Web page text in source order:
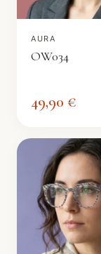
AURA
OW034
49,90 €